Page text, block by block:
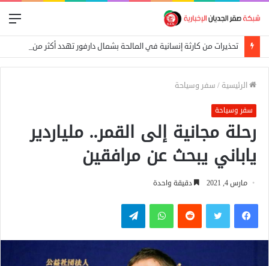
الرئيسية / سفر وسياحة
سفر وسياحة
رحلة مجانية إلى القمر.. ملياردير
ياباني يبحث عن مرافقين
مارس 4, 2021 دقيقة واحدة
فيسبوكتويتر واتساب تيلقرام